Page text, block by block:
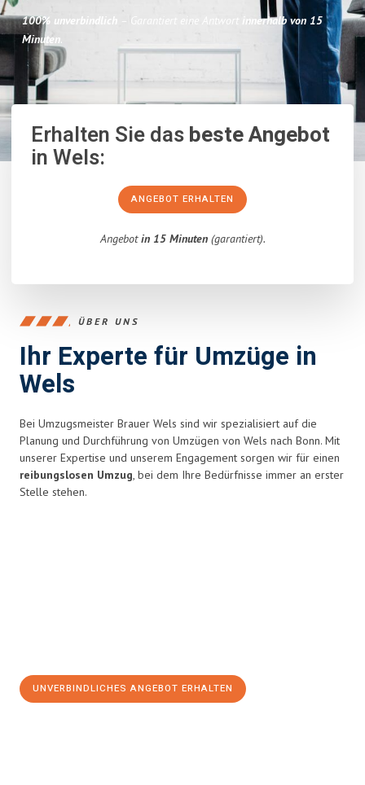
100% unverbindlich – Garantiert eine Antwort
innerhalb von 15
Minuten.
Erhalten Sie dasbeste Angebot
in Wels:
ANGEBOT ERHALTEN
Angebotin 15 Minuten(garantiert).
ÜBER UNS
Ihr Experte für Umzüge in
Wels
Bei Umzugsmeister Brauer Wels sind wir spezialisiert auf die
Planung und Durchführung von Umzügen von Wels nach Bonn. Mit
unserer Expertise und unserem Engagement sorgen wir für einen
reibungslosen Umzug, bei dem Ihre Bedürfnisse immer an erster
Stelle stehen.
UNVERBINDLICHES ANGEBOT ERHALTEN